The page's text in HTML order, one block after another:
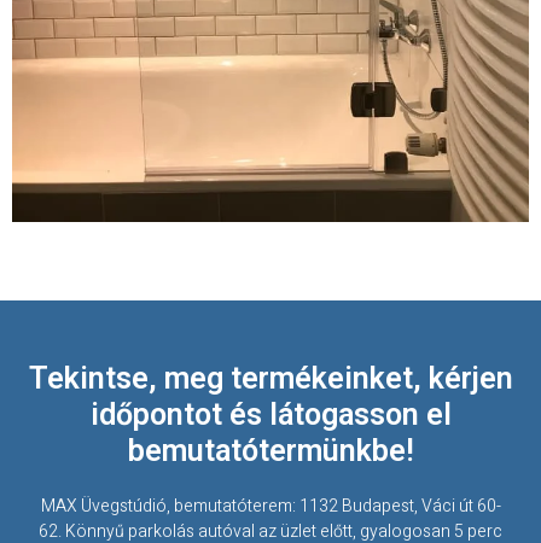
Tekintse, meg termékeinket, kérjen
időpontot és látogasson el
bemutatótermünkbe!
MAX Üvegstúdió, bemutatóterem: 1132 Budapest, Váci út 60-
62. Könnyű parkolás autóval az üzlet előtt, gyalogosan 5 perc